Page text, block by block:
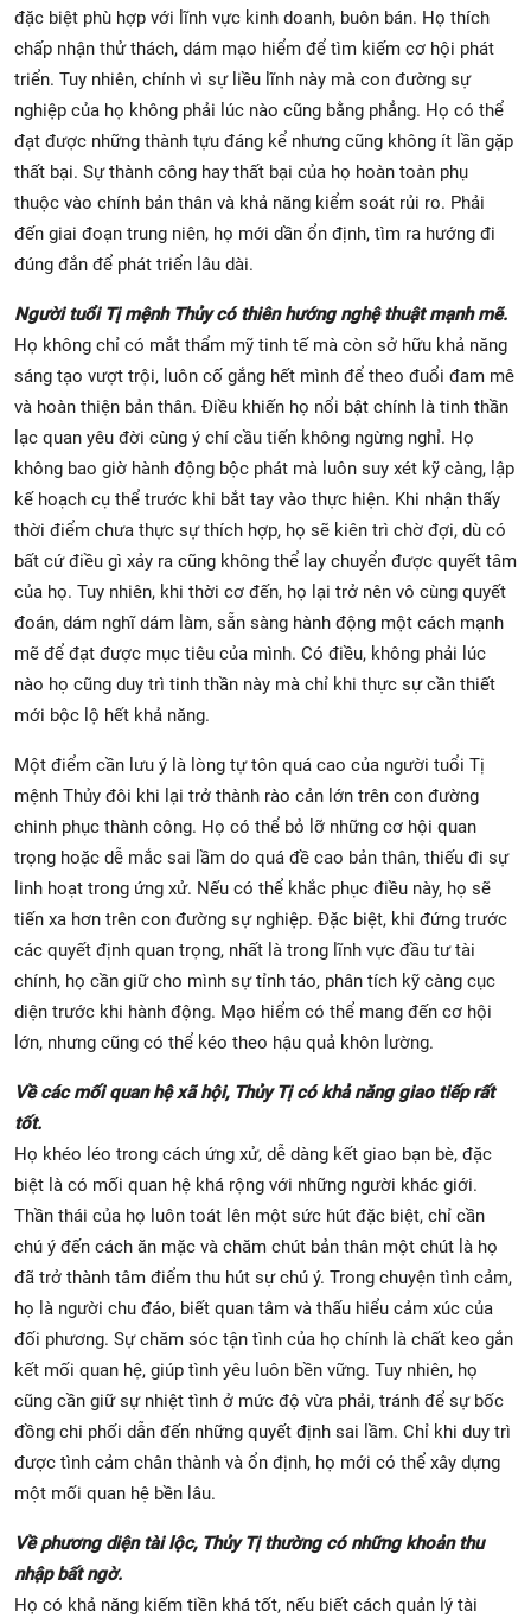
đặc biệt phù hợp với lĩnh vực kinh doanh, buôn bán. Họ thích
chấp nhận thử thách, dám mạo hiểm để tìm kiếm cơ hội phát
triển. Tuy nhiên, chính vì sự liều lĩnh này mà con đường sự
nghiệp của họ không phải lúc nào cũng bằng phẳng. Họ có thể
đạt được những thành tựu đáng kể nhưng cũng không ít lần gặp
thất bại. Sự thành công hay thất bại của họ hoàn toàn phụ
thuộc vào chính bản thân và khả năng kiểm soát rủi ro. Phải
đến giai đoạn trung niên, họ mới dần ổn định, tìm ra hướng đi
đúng đắn để phát triển lâu dài.
Người tuổi Tị mệnh Thủy có thiên hướng nghệ thuật mạnh mẽ.
Họ không chỉ có mắt thẩm mỹ tinh tế mà còn sở hữu khả năng
sáng tạo vượt trội, luôn cố gắng hết mình để theo đuổi đam mê
và hoàn thiện bản thân. Điều khiến họ nổi bật chính là tinh thần
lạc quan yêu đời cùng ý chí cầu tiến không ngừng nghỉ. Họ
không bao giờ hành động bộc phát mà luôn suy xét kỹ càng, lập
kế hoạch cụ thể trước khi bắt tay vào thực hiện. Khi nhận thấy
thời điểm chưa thực sự thích hợp, họ sẽ kiên trì chờ đợi, dù có
bất cứ điều gì xảy ra cũng không thể lay chuyển được quyết tâm
của họ. Tuy nhiên, khi thời cơ đến, họ lại trở nên vô cùng quyết
đoán, dám nghĩ dám làm, sẵn sàng hành động một cách mạnh
mẽ để đạt được mục tiêu của mình. Có điều, không phải lúc
nào họ cũng duy trì tinh thần này mà chỉ khi thực sự cần thiết
mới bộc lộ hết khả năng.
Một điểm cần lưu ý là lòng tự tôn quá cao của người tuổi Tị
mệnh Thủy đôi khi lại trở thành rào cản lớn trên con đường
chinh phục thành công. Họ có thể bỏ lỡ những cơ hội quan
trọng hoặc dễ mắc sai lầm do quá đề cao bản thân, thiếu đi sự
linh hoạt trong ứng xử. Nếu có thể khắc phục điều này, họ sẽ
tiến xa hơn trên con đường sự nghiệp. Đặc biệt, khi đứng trước
các quyết định quan trọng, nhất là trong lĩnh vực đầu tư tài
chính, họ cần giữ cho mình sự tỉnh táo, phân tích kỹ càng cục
diện trước khi hành động. Mạo hiểm có thể mang đến cơ hội
lớn, nhưng cũng có thể kéo theo hậu quả khôn lường.
Về các mối quan hệ xã hội, Thủy Tị có khả năng giao tiếp rất
tốt.
Họ khéo léo trong cách ứng xử, dễ dàng kết giao bạn bè, đặc
biệt là có mối quan hệ khá rộng với những người khác giới.
Thần thái của họ luôn toát lên một sức hút đặc biệt, chỉ cần
chú ý đến cách ăn mặc và chăm chút bản thân một chút là họ
đã trở thành tâm điểm thu hút sự chú ý. Trong chuyện tình cảm,
họ là người chu đáo, biết quan tâm và thấu hiểu cảm xúc của
đối phương. Sự chăm sóc tận tình của họ chính là chất keo gắn
kết mối quan hệ, giúp tình yêu luôn bền vững. Tuy nhiên, họ
cũng cần giữ sự nhiệt tình ở mức độ vừa phải, tránh để sự bốc
đồng chi phối dẫn đến những quyết định sai lầm. Chỉ khi duy trì
được tình cảm chân thành và ổn định, họ mới có thể xây dựng
một mối quan hệ bền lâu.
Về phương diện tài lộc, Thủy Tị thường có những khoản thu
nhập bất ngờ.
Họ có khả năng kiếm tiền khá tốt, nếu biết cách quản lý tài